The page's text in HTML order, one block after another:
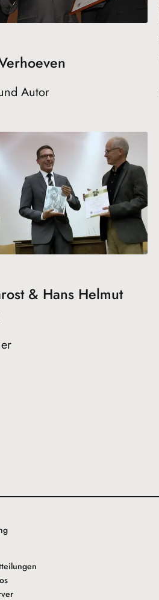
Autor
& Hans Helmut